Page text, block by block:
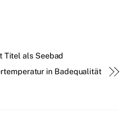
Titel als Seebad
in Badequalität